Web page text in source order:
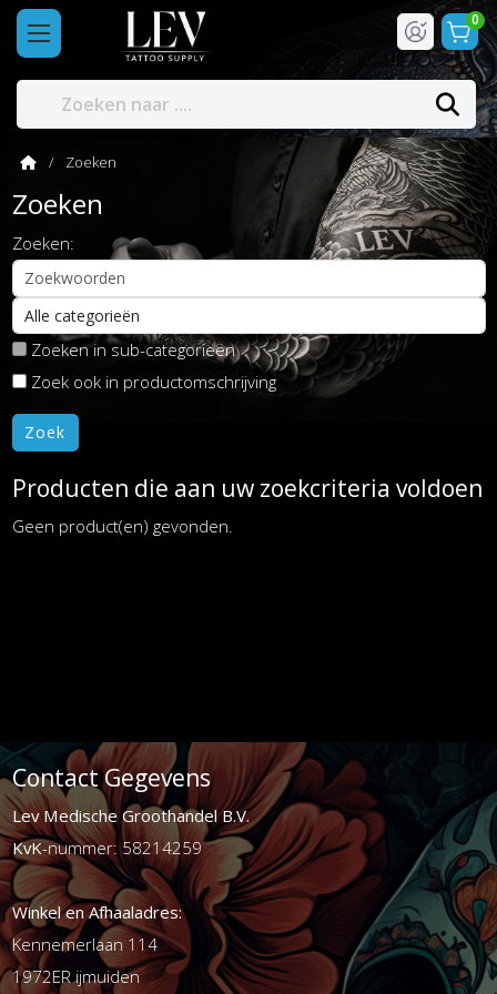
0
Zoeken
Zoeken
Zoeken:
Zoeken in sub-categorieën
Zoek ook in productomschrijving
Producten die aan uw zoekcriteria voldoen
Geen product(en) gevonden.
Contact Gegevens
Lev Medische Groothandel B.V.
KvK-nummer: 58214259
Winkel en Afhaaladres:
Kennemerlaan 114
1972ER ijmuiden